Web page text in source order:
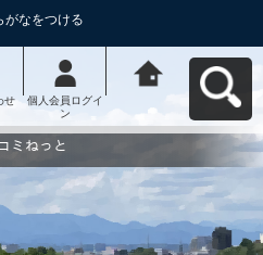
がなをつける
せ
個人会員ログイ
ン
動応援ｻｲﾄ はち
コミねっとへ戻
ミねっと